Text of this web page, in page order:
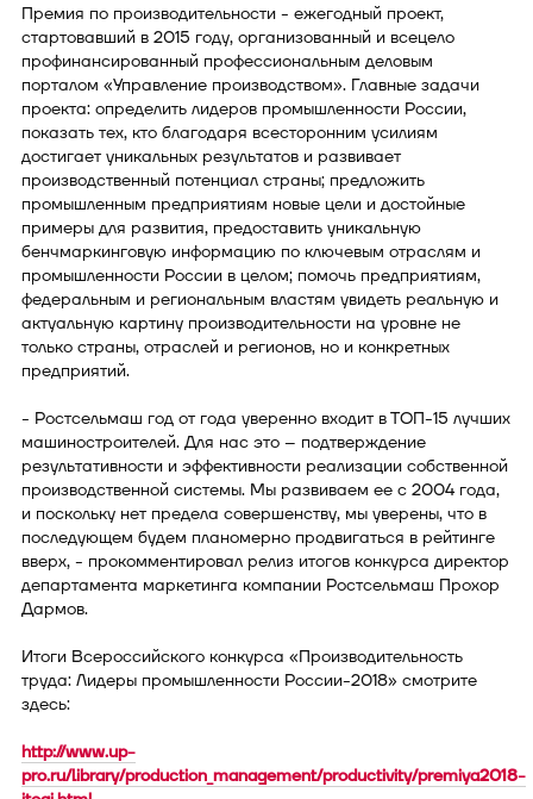
Премия по производительности - ежегодный проект,
стартовавший в 2015 году, организованный и всецело
профинансированный профессиональным деловым
порталом «Управление производством». Главные задачи
проекта: определить лидеров промышленности России,
показать тех, кто благодаря всесторонним усилиям
достигает уникальных результатов и развивает
производственный потенциал страны; предложить
промышленным предприятиям новые цели и достойные
примеры для развития, предоставить уникальную
бенчмаркинговую информацию по ключевым отраслям и
промышленности России в целом; помочь предприятиям,
федеральным и региональным властям увидеть реальную и
актуальную картину производительности на уровне не
только страны, отраслей и регионов, но и конкретных
предприятий.
- Ростсельмаш год от года уверенно входит в ТОП-15 лучших
машиностроителей. Для нас это – подтверждение
результативности и эффективности реализации собственной
производственной системы. Мы развиваем ее с 2004 года,
и поскольку нет предела совершенству, мы уверены, что в
последующем будем планомерно продвигаться в рейтинге
вверх, - прокомментировал релиз итогов конкурса директор
департамента маркетинга компании Ростсельмаш Прохор
Дармов.
Итоги Всероссийского конкурса «Производительность
труда: Лидеры промышленности России-2018» смотрите
здесь:
http://www.up-
pro.ru/library/production_management/productivity/premiya2018-